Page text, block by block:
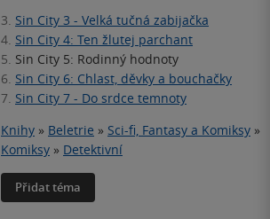
3. Sin City 3 - Velká tučná zabijačka
4. Sin City 4: Ten žlutej parchant
5. Sin City 5: Rodinný hodnoty
6. Sin City 6: Chlast, děvky a bouchačky
7. Sin City 7 - Do srdce temnoty
Knihy » Beletrie » Sci-fi, Fantasy a Komiksy »
Komiksy » Detektivní
Přidat téma